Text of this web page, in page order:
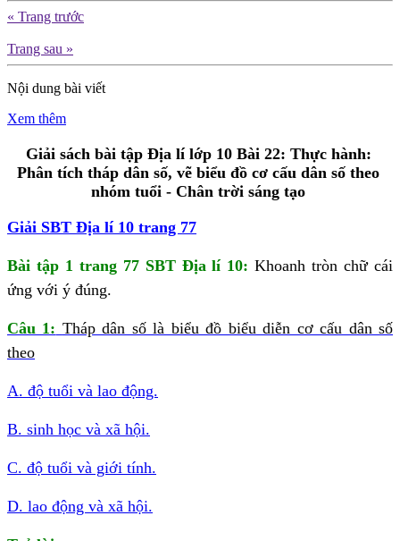
« Trang trước
Trang sau »
Nội dung bài viết
Xem thêm
Giải sách bài tập Địa lí lớp 10 Bài 22: Thực hành:
Phân tích tháp dân số, vẽ biểu đồ cơ cấu dân số theo
nhóm tuổi - Chân trời sáng tạo
Giải SBT Địa lí 10 trang 77
Bài tập 1 trang 77 SBT Địa lí 10: Khoanh tròn chữ cái
ứng với ý đúng.
Câu 1: Tháp dân số là biểu đồ biểu diễn cơ cấu dân số
theo
A. độ tuổi và lao động.
B. sinh học và xã hội.
C. độ tuổi và giới tính.
D. lao động và xã hội.